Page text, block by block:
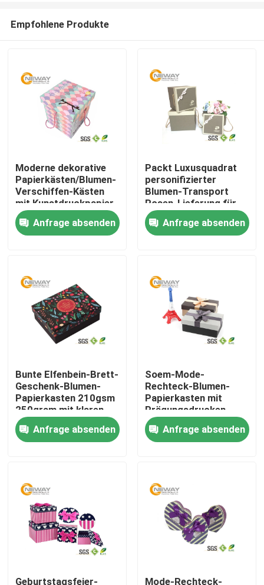
Über uns
Kontakte
Gedruckte Verpacken-Kästen
Elektronik Verpacken-Kästen
Wein-Verpackungskisten
Kaffee-Verpackungsbeutel
Plastik Verpacken-Kästen
Empfohlene Produkte
Moderne dekorative
Papierkästen/Blumen-
Verschiffen-Kästen
mit Kunstdruckpapier
für Partei
Anfrage absenden
Packt Luxusquadrat
personifizierter
Blumen-Transport
Rosen-Lieferung für
Feier ein
Anfrage absenden
Bunte Elfenbein-Brett-
Geschenk-Blumen-
Papierkasten 210gsm
250gram mit klaren
Deckeln
Anfrage absenden
Soem-Mode-
Rechteck-Blumen-
Papierkasten mit
Prägungsdrucken
Anfrage absenden
Geburtstagsfeier- Mode-Rechteck-